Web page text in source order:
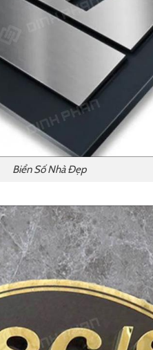
Biển Số Nhà Đẹp